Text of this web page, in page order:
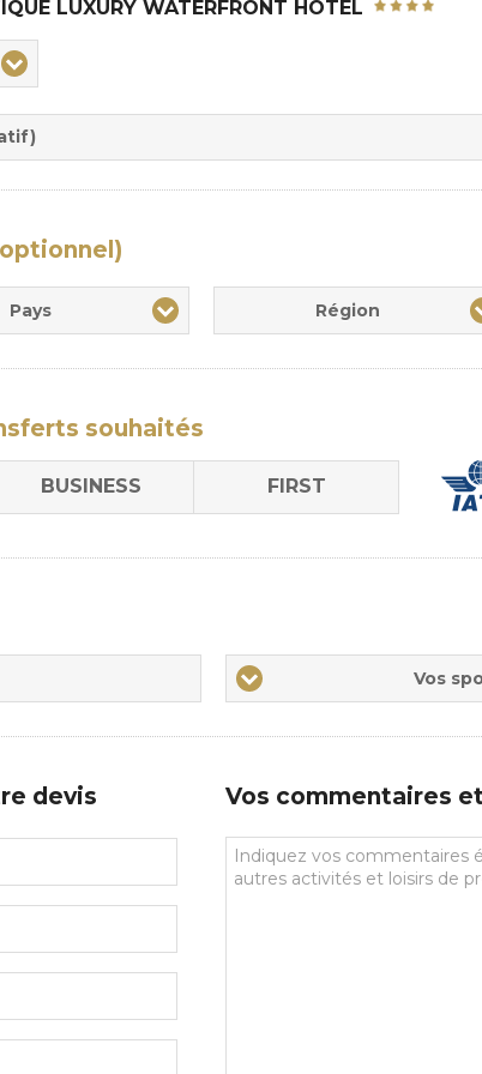
LUXURY WATERFRONT HOTEL
Pays Région
souhaités
BUSINESS FIRST
Vos
sports
Vos
devis Vos commentaires
Vos
commentaires